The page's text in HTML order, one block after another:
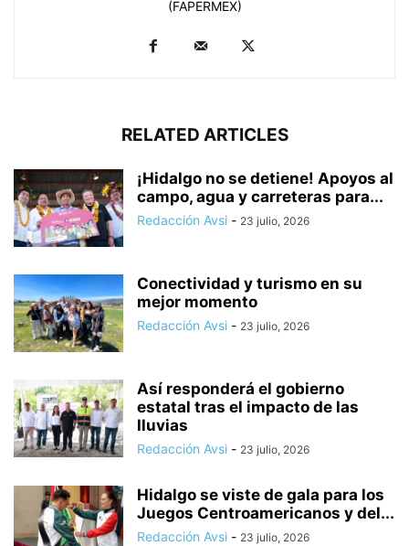
(FAPERMEX)
RELATED ARTICLES
¡Hidalgo no se detiene! Apoyos al
campo, agua y carreteras para...
Redacción Avsi - 23 julio, 2026
Conectividad y turismo en su
mejor momento
Redacción Avsi - 23 julio, 2026
Así responderá el gobierno
estatal tras el impacto de las
lluvias
Redacción Avsi - 23 julio, 2026
Hidalgo se viste de gala para los
Juegos Centroamericanos y del...
Redacción Avsi - 23 julio, 2026